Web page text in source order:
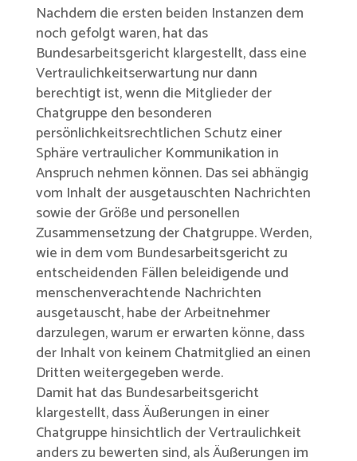
Nachdem die ersten beiden Instanzen dem
noch gefolgt waren, hat das
Bundesarbeitsgericht klargestellt, dass eine
Vertraulichkeitserwartung nur dann
berechtigt ist, wenn die Mitglieder der
Chatgruppe den besonderen
persönlichkeitsrechtlichen Schutz einer
Sphäre vertraulicher Kommunikation in
Anspruch nehmen können. Das sei abhängig
vom Inhalt der ausgetauschten Nachrichten
sowie der Größe und personellen
Zusammensetzung der Chatgruppe. Werden,
wie in dem vom Bundesarbeitsgericht zu
entscheidenden Fällen beleidigende und
menschenverachtende Nachrichten
ausgetauscht, habe der Arbeitnehmer
darzulegen, warum er erwarten könne, dass
der Inhalt von keinem Chatmitglied an einen
Dritten weitergegeben werde.
Damit hat das Bundesarbeitsgericht
klargestellt, dass Äußerungen in einer
Chatgruppe hinsichtlich der Vertraulichkeit
anders zu bewerten sind, als Äußerungen im